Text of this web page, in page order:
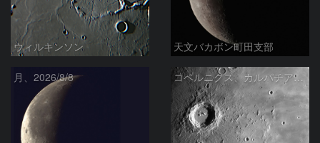
ウィルキンソン 天文バカボン町田支部
月、2026/8/8 コペルニクス、カルパチア山脈付近